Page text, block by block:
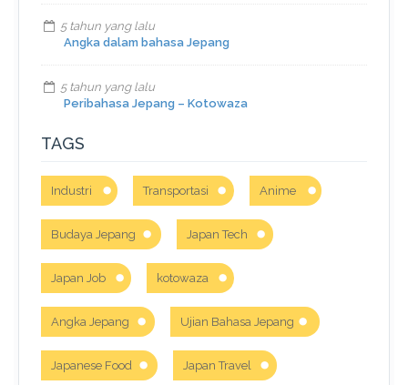
5 tahun yang lalu
Angka dalam bahasa Jepang
5 tahun yang lalu
Peribahasa Jepang – Kotowaza
TAGS
Industri Transportasi Anime
Budaya Jepang Japan Tech
Japan Job kotowaza
Angka Jepang Ujian Bahasa Jepang
Japanese Food Japan Travel